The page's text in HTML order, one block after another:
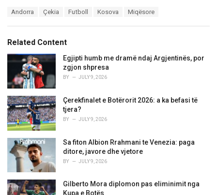
o
r
i
:
:
Andorra Çekia Futboll Kosova Miqësore
Related Content
Egjipti humb me dramë ndaj Argjentinës, por
zgjon shpresa
BY JULY 9, 2026
Çerekfinalet e Botërorit 2026: a ka befasi të
tjera?
BY JULY 9, 2026
Sa fiton Albion Rrahmani te Venezia: paga
ditore, javore dhe vjetore
BY JULY 9, 2026
Gilberto Mora diplomon pas eliminimit nga
Kupa e Botës